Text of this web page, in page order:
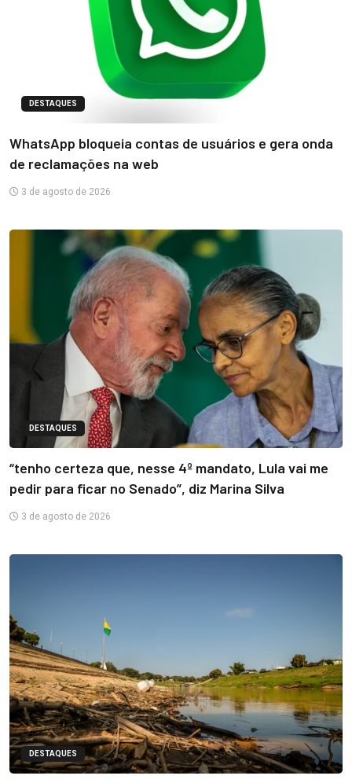
DESTAQUES
WhatsApp bloqueia contas de usuários e gera onda
de reclamações na web
3 de agosto de 2026
DESTAQUES
“tenho certeza que, nesse 4º mandato, Lula vai me
pedir para ficar no Senado”, diz Marina Silva
3 de agosto de 2026
DESTAQUES